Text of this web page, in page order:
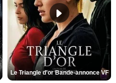
Le Triangle d'or Bande-annonce VF